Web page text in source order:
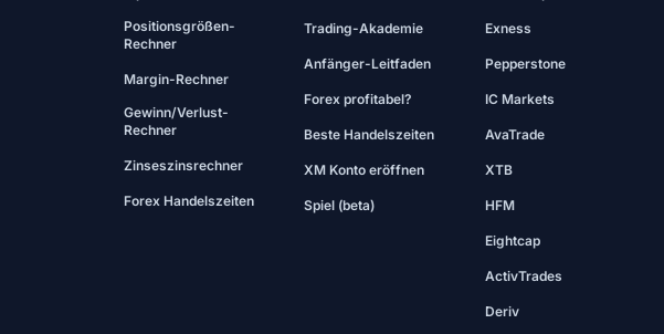
Positionsgrößen-
Rechner
Margin-Rechner
Gewinn/Verlust-
Rechner
Zinseszinsrechner
Forex Handelszeiten
Trading-Akademie
Anfänger-Leitfaden
Forex profitabel?
Beste Handelszeiten
XM Konto eröffnen
Spiel (beta)
Exness
Pepperstone
IC Markets
AvaTrade
XTB
HFM
Eightcap
ActivTrades
Deriv